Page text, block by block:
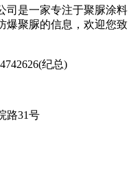
是一家专注于聚脲涂料
爆聚脲的信息，欢迎您致
纪总)
路31号